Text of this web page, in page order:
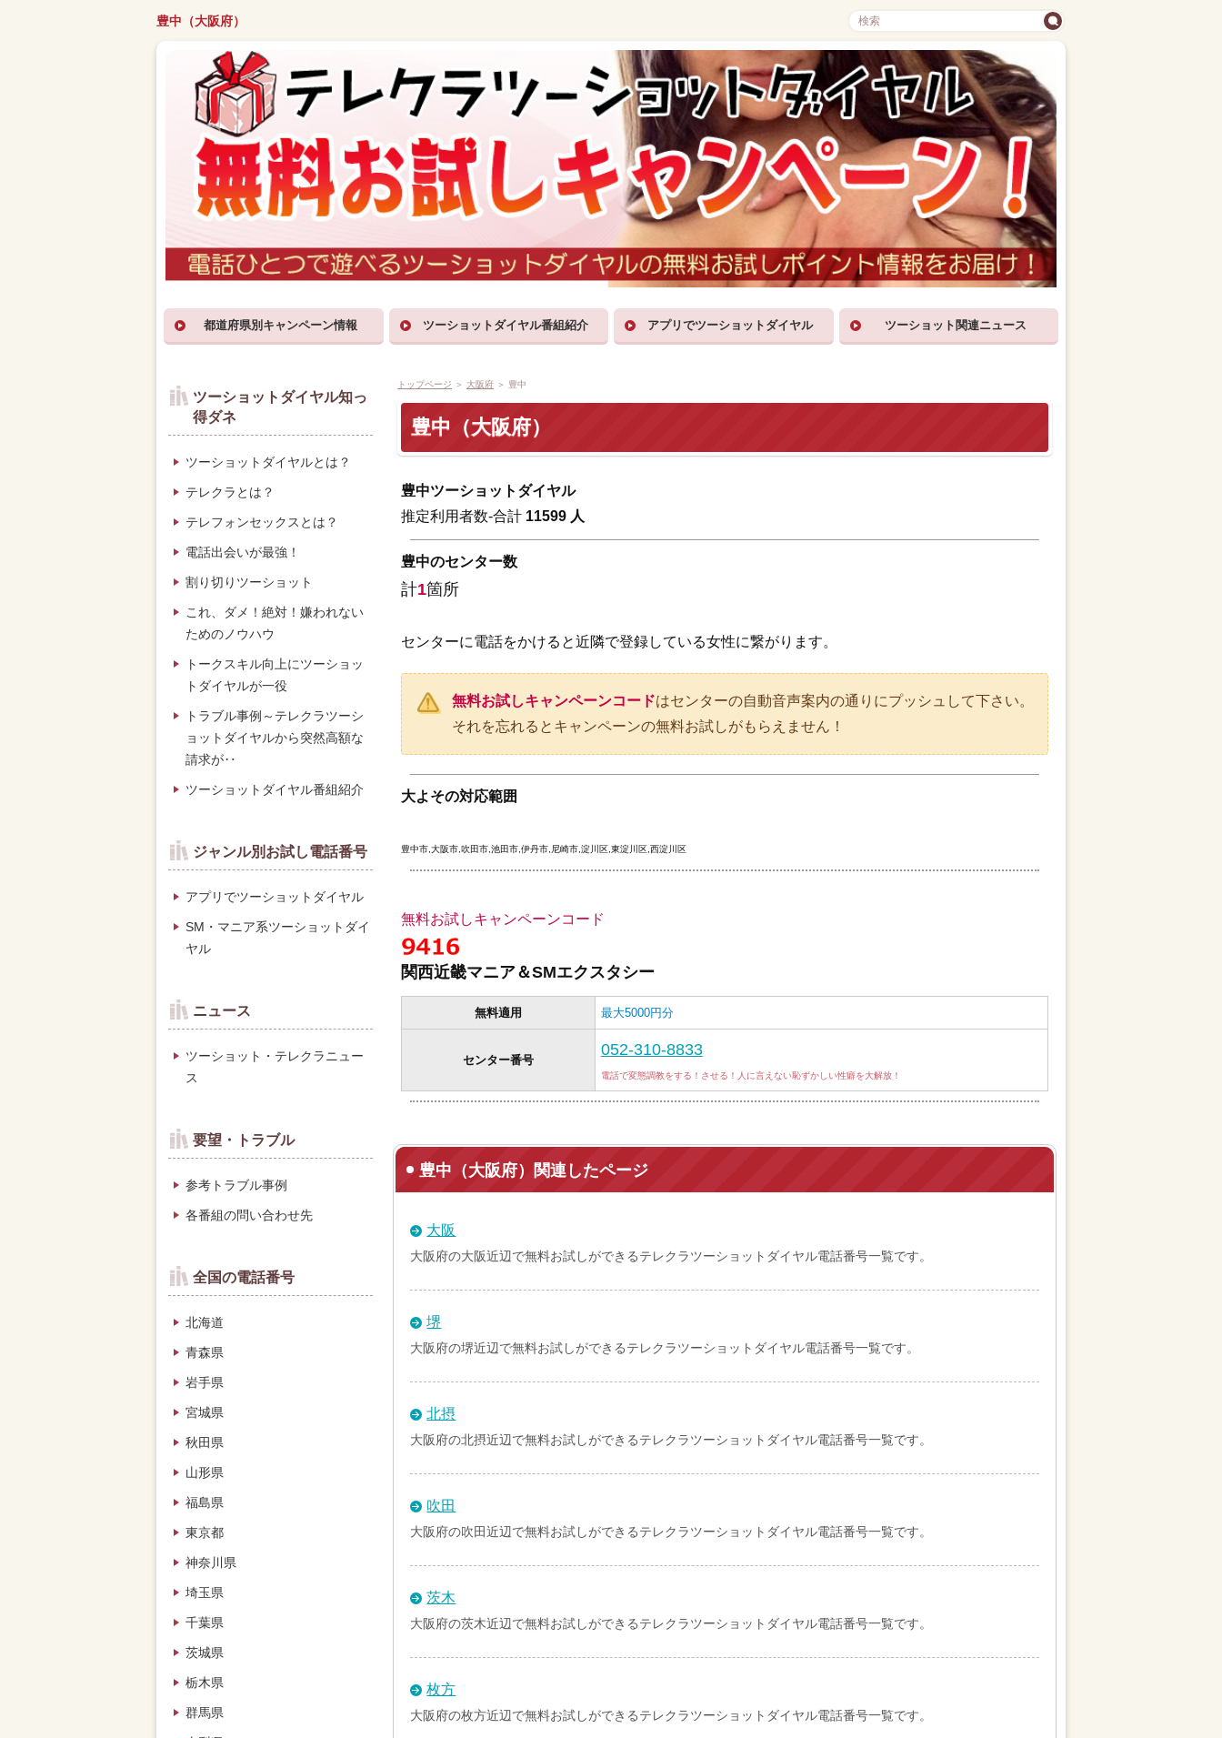
豊中（大阪府）
都道府県別キャンペーン情報 ツーショットダイヤル番組紹介 アプリでツーショットダイヤル ツーショット関連ニュース
トップページ ＞ 大阪府 ＞ 豊中
豊中（大阪府）
豊中ツーショットダイヤル
推定利用者数-合計 11599 人
豊中のセンター数
計1箇所
センターに電話をかけると近隣で登録している女性に繋がります。
無料お試しキャンペーンコードはセンターの自動音声案内の通りにプッシュして下さい。
それを忘れるとキャンペーンの無料お試しがもらえません！
大よその対応範囲
豊中市,大阪市,吹田市,池田市,伊丹市,尼崎市,淀川区,東淀川区,西淀川区
無料お試しキャンペーンコード
関西近畿マニア＆SMエクスタシー
無料適用 最大5000円分
センター番号
052-310-8833
電話で変態調教をする！させる！人に言えない恥ずかしい性癖を大解放！
豊中（大阪府）関連したページ
大阪
大阪府の大阪近辺で無料お試しができるテレクラツーショットダイヤル電話番号一覧です。
堺
大阪府の堺近辺で無料お試しができるテレクラツーショットダイヤル電話番号一覧です。
北摂
大阪府の北摂近辺で無料お試しができるテレクラツーショットダイヤル電話番号一覧です。
吹田
大阪府の吹田近辺で無料お試しができるテレクラツーショットダイヤル電話番号一覧です。
茨木
大阪府の茨木近辺で無料お試しができるテレクラツーショットダイヤル電話番号一覧です。
枚方
大阪府の枚方近辺で無料お試しができるテレクラツーショットダイヤル電話番号一覧です。
ツーショットダイヤル知っ
得ダネ
ツーショットダイヤルとは？
テレクラとは？
テレフォンセックスとは？
電話出会いが最強！
割り切りツーショット
これ、ダメ！絶対！嫌われない
ためのノウハウ
トークスキル向上にツーショッ
トダイヤルが一役
トラブル事例～テレクラツーシ
ョットダイヤルから突然高額な
請求が‥
ツーショットダイヤル番組紹介
ジャンル別お試し電話番号
アプリでツーショットダイヤル
SM・マニア系ツーショットダイ
ヤル
ニュース
ツーショット・テレクラニュー
ス
要望・トラブル
参考トラブル事例
各番組の問い合わせ先
全国の電話番号
北海道
青森県
岩手県
宮城県
秋田県
山形県
福島県
東京都
神奈川県
埼玉県
千葉県
茨城県
栃木県
群馬県